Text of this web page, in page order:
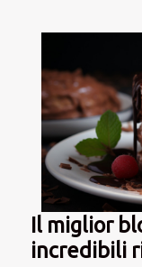
Il miglior
incredibili